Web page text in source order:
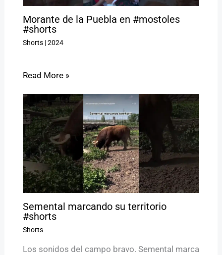
Morante de la Puebla en #mostoles
#shorts
Shorts|2024
Read More »
Semental marcando su territorio
#shorts
Shorts
Los sonidos del campo bravo. Semental marca